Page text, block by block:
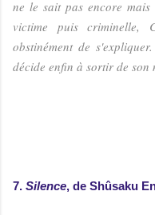
ne le sait pas encore
victime puis criminelle,
obstinément de
décide enfin à sortir de son
7. Silence, de Shûsaku